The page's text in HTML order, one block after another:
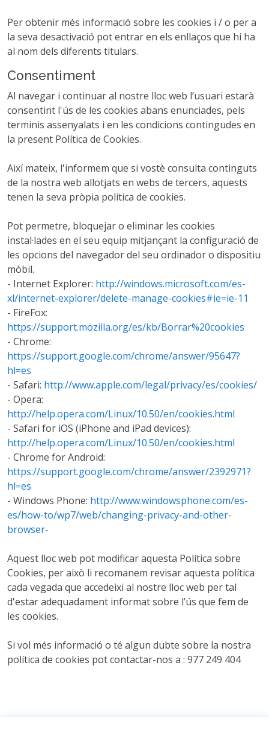
Per obtenir més informació sobre les cookies i / o per a
la seva desactivació pot entrar en els enllaços que hi ha
al nom dels diferents titulars.
Consentiment
Al navegar i continuar al nostre lloc web l’usuari estarà
consentint l'ús de les cookies abans enunciades, pels
terminis assenyalats i en les condicions contingudes en
la present Política de Cookies.
Així mateix, l'informem que si vostè consulta continguts
de la nostra web allotjats en webs de tercers, aquests
tenen la seva pròpia política de cookies.
Pot permetre, bloquejar o eliminar les cookies
instal·lades en el seu equip mitjançant la configuració de
les opcions del navegador del seu ordinador o dispositiu
mòbil.
- Internet Explorer: http://windows.microsoft.com/es-
xl/internet-explorer/delete-manage-cookies#ie=ie-11
- FireFox:
https://support.mozilla.org/es/kb/Borrar%20cookies
- Chrome:
https://support.google.com/chrome/answer/95647?
hl=es
- Safari: http://www.apple.com/legal/privacy/es/cookies/
- Opera:
http://help.opera.com/Linux/10.50/en/cookies.html
- Safari for iOS (iPhone and iPad devices):
http://help.opera.com/Linux/10.50/en/cookies.html
- Chrome for Android:
https://support.google.com/chrome/answer/2392971?
hl=es
- Windows Phone: http://www.windowsphone.com/es-
es/how-to/wp7/web/changing-privacy-and-other-
browser-
Aquest lloc web pot modificar aquesta Política sobre
Cookies, per això li recomanem revisar aquesta política
cada vegada que accedeixi al nostre lloc web per tal
d'estar adequadament informat sobre l’ús que fem de
les cookies.
Si vol més informació o té algun dubte sobre la nostra
política de cookies pot contactar-nos a : 977 249 404